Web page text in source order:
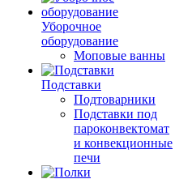
Уборочное
оборудование
Моповые ванны
Подставки
Подтоварники
Подставки под
пароконвектомат
и конвекционные
печи